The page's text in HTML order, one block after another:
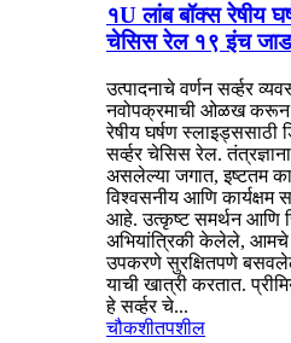
१U लांब बॉक्स रेषीय
चेसिस रेल १९ इंच
उत्पादनाचे वर्णन सर्व्हर
नवोपक्रमाची ओळख करून
रेषीय घर्षण
सर्व्हर चेसिस रेल.
असलेल्या जगात, इष्टतम
विश्वसनीय आणि
आहे. उत्कृष्ट समर्थन आणि
अभियांत्रिकी केलेले, आमचे
उपकरणे सुरक्षितपणे
याची खात्री करतात.
हे सर्व्हर चे...
चौकशीतपशील